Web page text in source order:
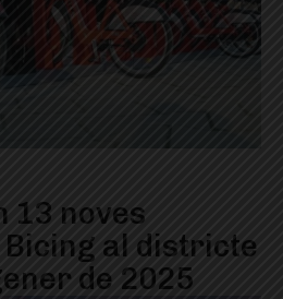
13 noves
al districte
de 2025